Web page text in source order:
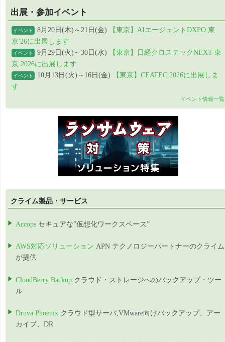
出展・参加イベント
イベント 8月20日(木)～21日(金)
【東京】AIエージェントDXPO 東
京'26に出展します
イベント 9月29日(火)～30日(水)
【東京】日経クロステックNEXT 東
京 2026に出展します
イベント 10月13日(火)～16日(金)
【東京】CEATEC 2026に出展しま
す
イベント情報一覧
クライム製品・サービス
Accops セキュアな”仮想化ワークスペース”
AWS対応ソリューション APN テクノロジーパートナーのクライム
が提供
CloudBerry Backup クラウド・ストレージへのバックアップ・ツー
ル
Druva Phoenix クラウド型サーバ,VMware向けバックアップ、アー
カイブ、DR